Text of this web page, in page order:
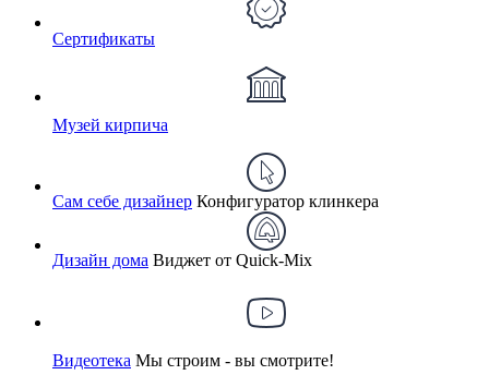
Сертификаты
Музей кирпича
Сам себе дизайнер Конфигуратор клинкера
Дизайн дома Виджет от Quick-Mix
Видеотека Мы строим - вы смотрите!